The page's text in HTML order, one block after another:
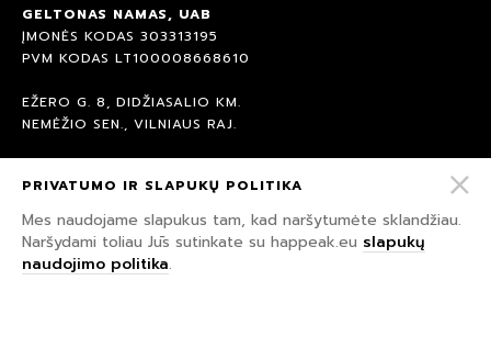
GELTONAS NAMAS, UAB
ĮMONĖS KODAS 303313195
PVM KODAS LT100008668610
EŽERO G. 8, DIDŽIASALIO KM.
NEMĖŽIO SEN., VILNIAUS RAJ.
BANKO KODAS 70440
A/S: LT847044060007958891
© 2026 HAPPEAK.
PRIVATUMO IR SLAPUKŲ POLITIKA
Mes naudojame slapukus tam, kad naršytumėte sklandžiau.
Naršydami toliau Jūs sutinkate su happeak.eu slapukų
naudojimo politika.